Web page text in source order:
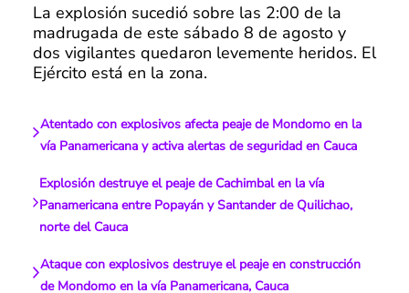
La explosión sucedió sobre las 2:00 de la
madrugada de este sábado 8 de agosto y
dos vigilantes quedaron levemente heridos. El
Ejército está en la zona.
Atentado con explosivos afecta peaje de Mondomo en la
vía Panamericana y activa alertas de seguridad en Cauca
Explosión destruye el peaje de Cachimbal en la vía
Panamericana entre Popayán y Santander de Quilichao,
norte del Cauca
Ataque con explosivos destruye el peaje en construcción
de Mondomo en la vía Panamericana, Cauca